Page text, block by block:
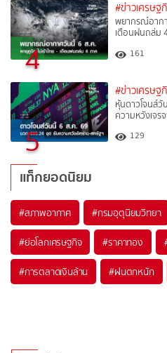
4
#ข่าวเศรษฐ
พยากรณ์อากา
เตือนฝนถล่ม
161
5
#ข่าวเศรษฐ
หุ้นดาวโจนส์
ความหวังเจร
129
แท็กยอดนิยม
#สภาพอากาศ #กรมอุตุนิยมวิทยา
#ย่อโลกเศรษฐกิจ #ราคาทอง
#การตลาดเงินล้าน #ฝนตกหนัก